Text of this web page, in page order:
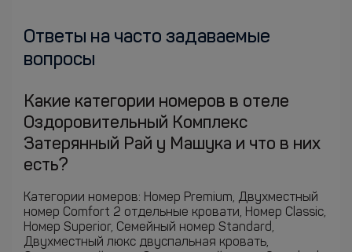
Ответы на часто задаваемые
вопросы
Какие категории номеров в отеле
Оздоровительный Комплекс
Затерянный Рай у Машука и что в них
есть?
Категории номеров: Номер Premium, Двухместный
номер Comfort 2 отдельные кровати, Номер Classic,
Номер Superior, Семейный номер Standard,
Двухместный люкс двуспальная кровать,